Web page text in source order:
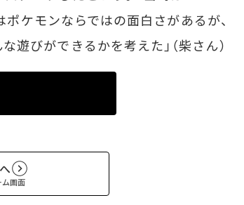
ケモンならではの面白さがあるが、
遊びができるかを考えた」（柴さん）
ム画面